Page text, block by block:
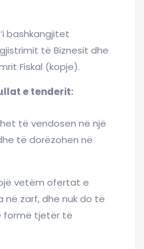
bashkangjitet
të Biznesit dhe
Fiskal (kopje).
e tenderit:
të vendosen në një
të dorëzohen në
vetëm ofertat e
në zarf, dhe nuk do të
formë tjetër të